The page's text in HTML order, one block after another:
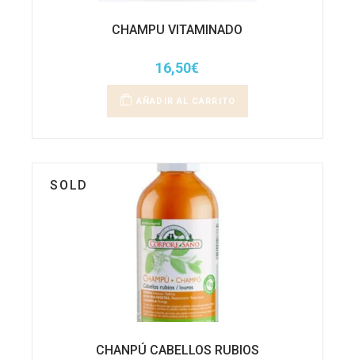
CHAMPU VITAMINADO
16,50€
AÑADIR AL CARRITO
SOLD
CHANPÚ CABELLOS RUBIOS